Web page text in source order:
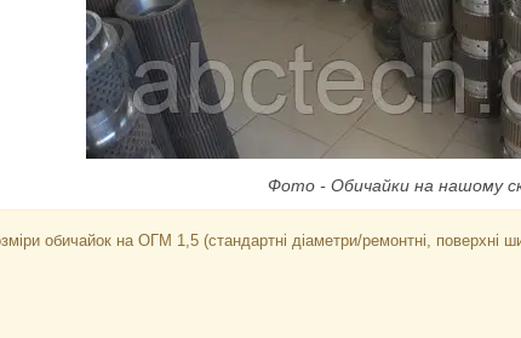
Фото - Обичайки на нашому
обичайок на ОГМ 1,5 (стандартні діаметри/ремонтні, поверхні